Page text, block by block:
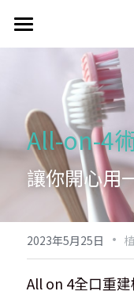
首頁
全口重建療程
單科/多顆植
All-On-4/
覆蓋性義
數位導
吸附式活動
作品集
吸附式假牙
植牙相關作品
醫療新知
聯絡均潔
All-on-4
讓你開心用
2023年5月25日 ·
All on 4全口重